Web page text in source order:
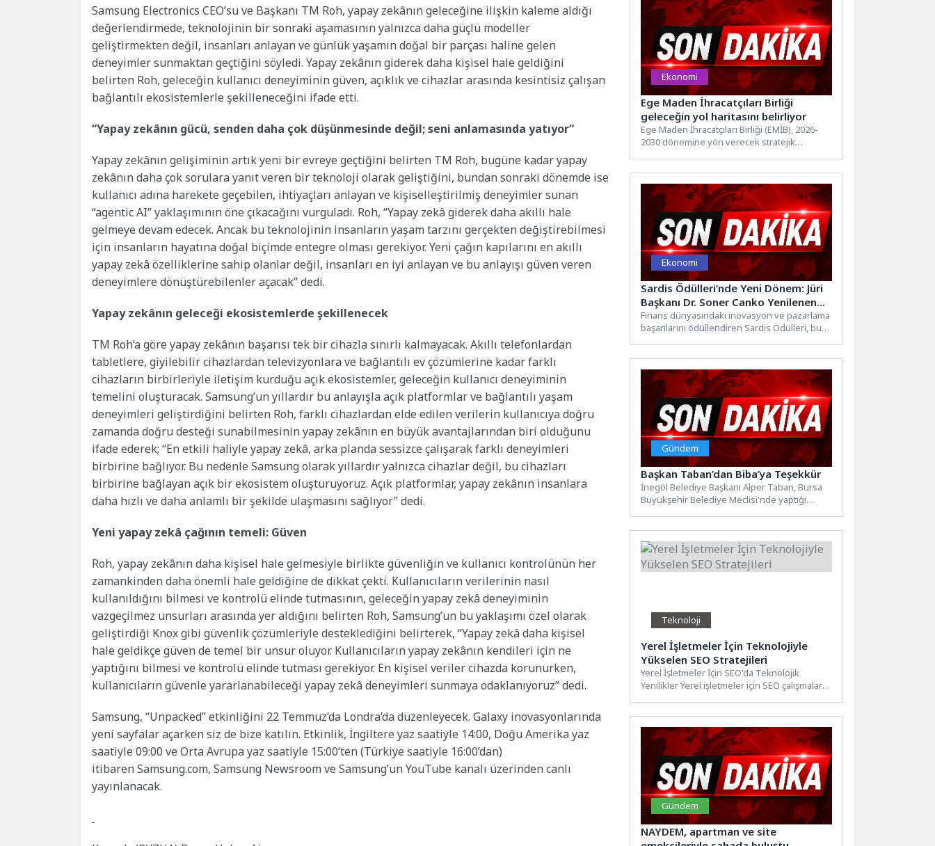
Samsung Electronics CEO’su ve Başkanı TM Roh, yapay zekânın geleceğine ilişkin kaleme aldığı
değerlendirmede, teknolojinin bir sonraki aşamasının yalnızca daha güçlü modeller
geliştirmekten değil, insanları anlayan ve günlük yaşamın doğal bir parçası haline gelen
deneyimler sunmaktan geçtiğini söyledi. Yapay zekânın giderek daha kişisel hale geldiğini
belirten Roh, geleceğin kullanıcı deneyiminin güven, açıklık ve cihazlar arasında kesintisiz çalışan
bağlantılı ekosistemlerle şekilleneceğini ifade etti.
“Yapay zekânın gücü, senden daha çok düşünmesinde değil; seni anlamasında yatıyor“
Yapay zekânın gelişiminin artık yeni bir evreye geçtiğini belirten TM Roh, bugüne kadar yapay
zekânın daha çok sorulara yanıt veren bir teknoloji olarak geliştiğini, bundan sonraki dönemde ise
kullanıcı adına harekete geçebilen, ihtiyaçları anlayan ve kişiselleştirilmiş deneyimler sunan
“agentic AI” yaklaşımının öne çıkacağını vurguladı. Roh, “Yapay zekâ giderek daha akıllı hale
gelmeye devam edecek. Ancak bu teknolojinin insanların yaşam tarzını gerçekten değiştirebilmesi
için insanların hayatına doğal biçimde entegre olması gerekiyor. Yeni çağın kapılarını en akıllı
yapay zekâ özelliklerine sahip olanlar değil, insanları en iyi anlayan ve bu anlayışı güven veren
deneyimlere dönüştürebilenler açacak” dedi.
Yapay zekânın geleceği ekosistemlerde şekillenecek
TM Roh’a göre yapay zekânın başarısı tek bir cihazla sınırlı kalmayacak. Akıllı telefonlardan
tabletlere, giyilebilir cihazlardan televizyonlara ve bağlantılı ev çözümlerine kadar farklı
cihazların birbirleriyle iletişim kurduğu açık ekosistemler, geleceğin kullanıcı deneyiminin
temelini oluşturacak. Samsung’un yıllardır bu anlayışla açık platformlar ve bağlantılı yaşam
deneyimleri geliştirdiğini belirten Roh, farklı cihazlardan elde edilen verilerin kullanıcıya doğru
zamanda doğru desteği sunabilmesinin yapay zekânın en büyük avantajlarından biri olduğunu
ifade ederek; “En etkili haliyle yapay zekâ, arka planda sessizce çalışarak farklı deneyimleri
birbirine bağlıyor. Bu nedenle Samsung olarak yıllardır yalnızca cihazlar değil, bu cihazları
birbirine bağlayan açık bir ekosistem oluşturuyoruz. Açık platformlar, yapay zekânın insanlara
daha hızlı ve daha anlamlı bir şekilde ulaşmasını sağlıyor” dedi.
Yeni yapay zekâ çağının temeli: Güven
Roh, yapay zekânın daha kişisel hale gelmesiyle birlikte güvenliğin ve kullanıcı kontrolünün her
zamankinden daha önemli hale geldiğine de dikkat çekti. Kullanıcıların verilerinin nasıl
kullanıldığını bilmesi ve kontrolü elinde tutmasının, geleceğin yapay zekâ deneyiminin
vazgeçilmez unsurları arasında yer aldığını belirten Roh, Samsung’un bu yaklaşımı özel olarak
geliştirdiği Knox gibi güvenlik çözümleriyle desteklediğini belirterek, “Yapay zekâ daha kişisel
hale geldikçe güven de temel bir unsur oluyor. Kullanıcıların yapay zekânın kendileri için ne
yaptığını bilmesi ve kontrolü elinde tutması gerekiyor. En kişisel veriler cihazda korunurken,
kullanıcıların güvenle yararlanabileceği yapay zekâ deneyimleri sunmaya odaklanıyoruz” dedi.
Samsung, “Unpacked” etkinliğini 22 Temmuz’da Londra’da düzenleyecek. Galaxy inovasyonlarında
yeni sayfalar açarken siz de bize katılın. Etkinlik, İngiltere yaz saatiyle 14:00, Doğu Amerika yaz
saatiyle 09:00 ve Orta Avrupa yaz saatiyle 15:00’ten (Türkiye saatiyle 16:00’dan)
itibaren Samsung.com, Samsung Newsroom ve Samsung’un YouTube kanalı üzerinden canlı
yayınlanacak.
Ekonomi
Ege Maden İhracatçıları Birliği
geleceğin yol haritasını belirliyor
Ege Maden İhracatçıları Birliği (EMİB), 2026-
2030 dönemine yön verecek stratejik
Ekonomi
Sardis Ödülleri’nde Yeni Dönem: Jüri
Başkanı Dr. Soner Canko Yenilenen
Yapıyı Anlattı
Finans dünyasındaki inovasyon ve pazarlama
başarılarını ödüllendiren Sardis Ödülleri, bu
Gündem
Başkan Taban’dan Biba’ya Teşekkür
İnegöl Belediye Başkanı Alper Taban, Bursa
Büyükşehir Belediye Meclisi'nde yaptığı
Teknoloji
Yerel İşletmeler İçin Teknolojiyle
Yükselen SEO Stratejileri
Yerel İşletmeler İçin SEO'da Teknolojik
Yenilikler Yerel işletmeler için SEO çalışmaları,
Gündem
NAYDEM, apartman ve site